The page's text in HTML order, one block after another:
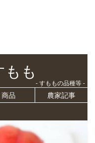
もも
- すももの品種等 -
商品 農家記事